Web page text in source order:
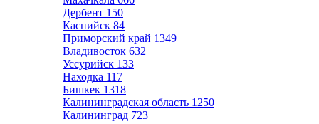
Дербент 150
Каспийск 84
Приморский край 1349
Владивосток 632
Уссурийск 133
Находка 117
Бишкек 1318
Калининградская область 1250
Калининград 723